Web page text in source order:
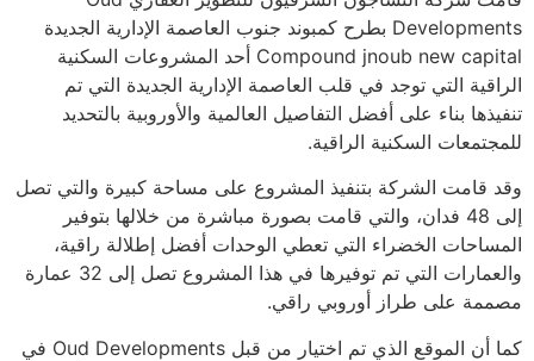
Developments بطرح كمبوند جنوب العاصمة الإدارية الجديدة
Compound jnoub new capital أحد المشروعات السكنية
الراقية التي توجد في قلب العاصمة الإدارية الجديدة التي تم
تنفيذها بناء على أفضل التفاصيل العالمية والأوروبية بالتحديد
للمجتمعات السكنية الراقية.
وقد قامت الشركة بتنفيذ المشروع على مساحة كبيرة والتي تصل
إلى 48 فدان، والتي قامت بصورة مباشرة من خلالها بتوفير
المساحات الخضراء التي تعطي الوحدات أفضل إطلالة راقية،
والعمارات التي تم توفيرها في هذا المشروع تصل إلى 32 عمارة
مصممة على طراز أوروبي راقي.
كما أن الموقع الذي تم اختيار من قبل Oud Developments في